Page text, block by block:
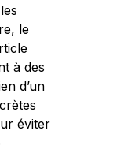
le
à des
d’un
éviter